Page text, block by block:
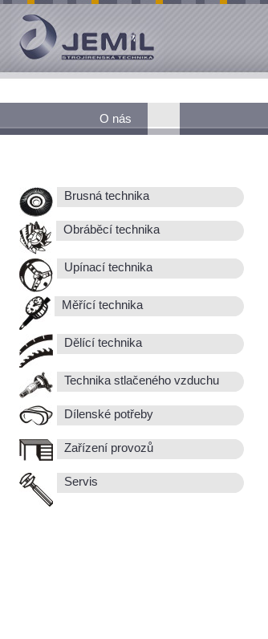
O nás
Brusná technika
Obráběcí technika
Upínací technika
Měřící technika
Dělící technika
Technika stlačeného vzduchu
Dílenské potřeby
Zařízení provozů
Servis